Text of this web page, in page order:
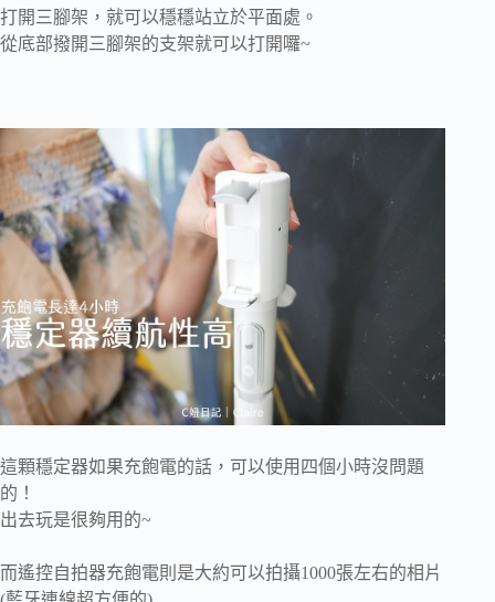
打開三腳架，就可以穩穩站立於平面處。
從底部撥開三腳架的支架就可以打開囉~
這顆穩定器如果充飽電的話，可以使用四個小時沒問題
的！
出去玩是很夠用的~
而遙控自拍器充飽電則是大約可以拍攝1000張左右的相片